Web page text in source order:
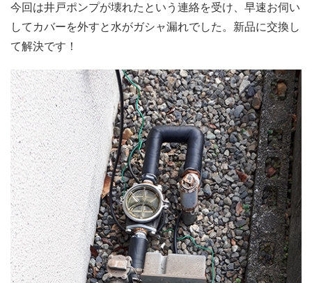
今回は井戸ポンプが壊れたという連絡を受け、早速お伺い
してカバーを外すと水がガシャ漏れでした。新品に交換し
て解決です！